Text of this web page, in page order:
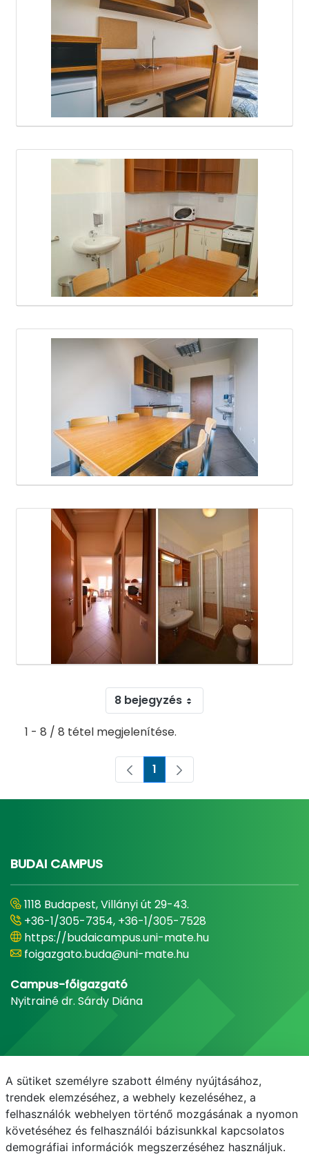
8 bejegyzés
1 - 8 / 8 tétel megjelenítése.
Oldal
1
BUDAI CAMPUS
1118 Budapest, Villányi út 29-43.
+36-1/305-7354, +36-1/305-7528
https://budaicampus.uni-mate.hu
foigazgato.buda@uni-mate.hu
Campus-főigazgató
Nyitrainé dr. Sárdy Diána
E-mail Telefonkönyv NEPTUN E-learning
A sütiket személyre szabott élmény nyújtásához,
trendek elemzéséhez, a webhely kezeléséhez, a
felhasználók webhelyen történő mozgásának a nyomon
követéséhez és felhasználói bázisunkkal kapcsolatos
demográfiai információk megszerzéséhez használjuk.